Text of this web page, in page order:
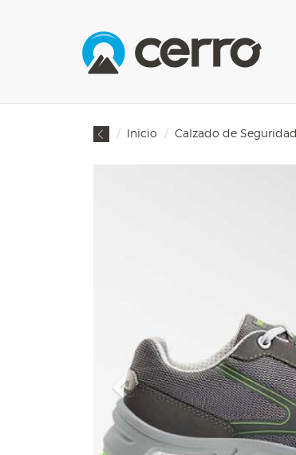
Inicio Calzado de Seguridad
Previous